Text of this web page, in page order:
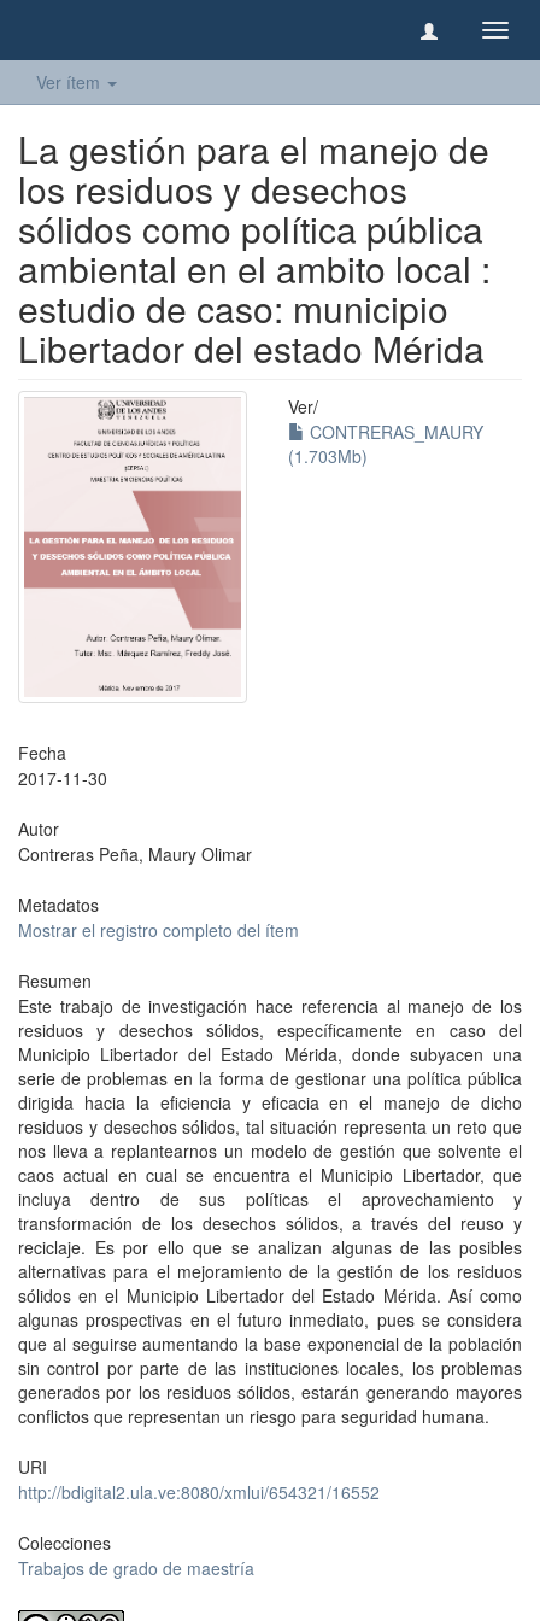
Ver ítem
La gestión para el manejo de
los residuos y desechos
sólidos como política pública
ambiental en el ambito local :
estudio de caso: municipio
Libertador del estado Mérida
Ver/
CONTRERAS_MAURY
(1.703Mb)
Fecha
2017-11-30
Autor
Contreras Peña, Maury Olimar
Metadatos
Mostrar el registro completo del ítem
Resumen
Este trabajo de investigación hace referencia al manejo de los
residuos y desechos sólidos, específicamente en caso del
Municipio Libertador del Estado Mérida, donde subyacen una
serie de problemas en la forma de gestionar una política pública
dirigida hacia la eficiencia y eficacia en el manejo de dicho
residuos y desechos sólidos, tal situación representa un reto que
nos lleva a replantearnos un modelo de gestión que solvente el
caos actual en cual se encuentra el Municipio Libertador, que
incluya dentro de sus políticas el aprovechamiento y
transformación de los desechos sólidos, a través del reuso y
reciclaje. Es por ello que se analizan algunas de las posibles
alternativas para el mejoramiento de la gestión de los residuos
sólidos en el Municipio Libertador del Estado Mérida. Así como
algunas prospectivas en el futuro inmediato, pues se considera
que al seguirse aumentando la base exponencial de la población
sin control por parte de las instituciones locales, los problemas
generados por los residuos sólidos, estarán generando mayores
conflictos que representan un riesgo para seguridad humana.
URI
http://bdigital2.ula.ve:8080/xmlui/654321/16552
Colecciones
Trabajos de grado de maestría